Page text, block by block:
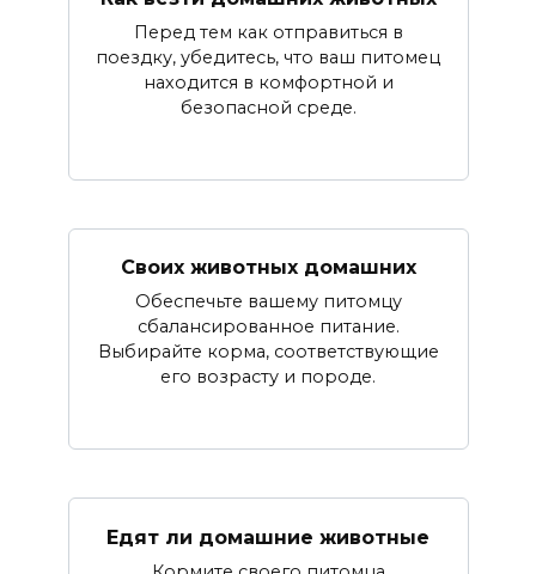
Перед тем как отправиться в
поездку, убедитесь, что ваш питомец
находится в комфортной и
безопасной среде.
Своих животных домашних
Обеспечьте вашему питомцу
сбалансированное питание.
Выбирайте корма, соответствующие
его возрасту и породе.
Едят ли домашние животные